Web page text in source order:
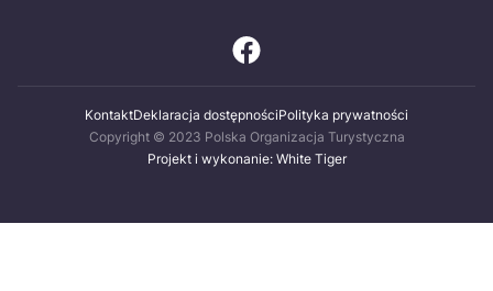
KontaktDeklaracja dostępnościPolityka prywatności
Copyright © 2023 Polska Organizacja Turystyczna
Projekt i wykonanie: White Tiger